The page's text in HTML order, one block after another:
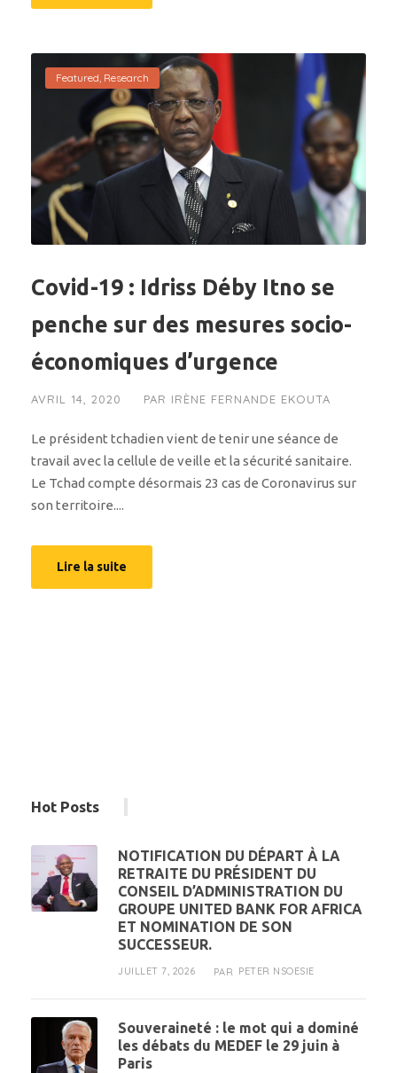
Featured, Research
Covid-19 : Idriss Déby Itno se
penche sur des mesures socio-
économiques d’urgence
AVRIL 14, 2020 PAR IRÈNE FERNANDE EKOUTA
Le président tchadien vient de tenir une séance de
travail avec la cellule de veille et la sécurité sanitaire.
Le Tchad compte désormais 23 cas de Coronavirus sur
son territoire....
Lire la suite
Hot Posts
NOTIFICATION DU DÉPART À LA
RETRAITE DU PRÉSIDENT DU
CONSEIL D’ADMINISTRATION DU
GROUPE UNITED BANK FOR AFRICA
ET NOMINATION DE SON
SUCCESSEUR.
JUILLET 7, 2026 PAR PETER NSOESIE
Souveraineté : le mot qui a dominé
les débats du MEDEF le 29 juin à
Paris